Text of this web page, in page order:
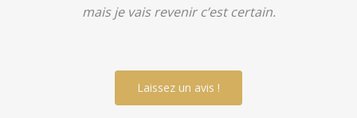
mais je vais revenir c’est certain.
Laissez un avis !